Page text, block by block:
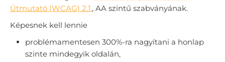
Útmutató (WCAG) 2.1., AA szintű szabványának.
Képesnek kell lennie
problémamentesen 300%-ra nagyítani a honlap
szinte mindegyik oldalán,